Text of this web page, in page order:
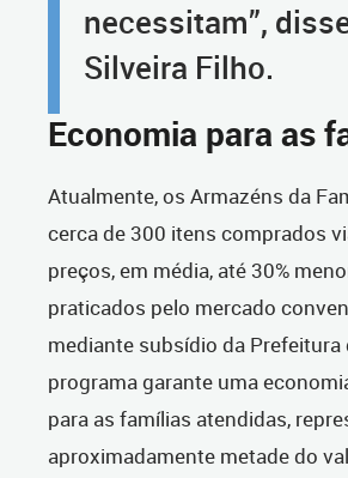
necessitam”,
Silveira Filho.
Economia para as
Atualmente, os Armazéns da
cerca de 300 itens comprados
preços, em média, até 30%
praticados pelo mercado
mediante subsídio da Prefeitura
programa garante uma
para as famílias atendidas,
aproximadamente metade do